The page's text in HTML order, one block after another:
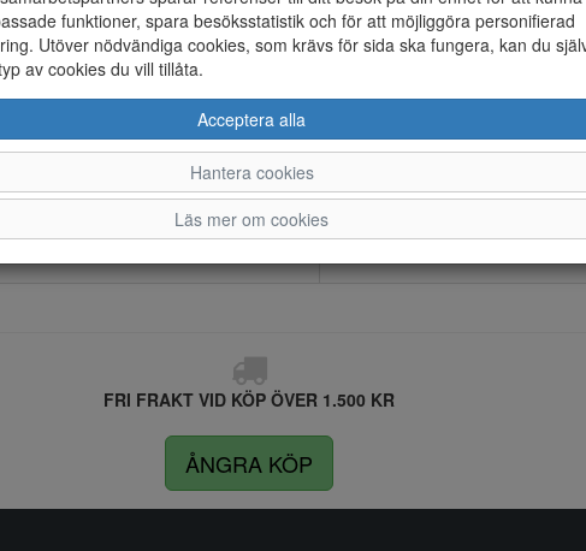
FRI FRAKT VID KÖP ÖVER 1.500 KR
ÅNGRA KÖP
funktioner, spara besöksstatistik och för att möjliggöra personifierad
Utöver nödvändiga cookies, som krävs för sida ska fungera, kan du
av cookies du vill tillåta.
Acceptera alla
Hantera cookies
Läs mer om cookies